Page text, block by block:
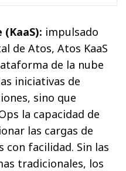
impulsado
de Atos, Atos KaaS
de la nube
iniciativas de
sino que
la capacidad de
las cargas de
con facilidad. Sin las
tradicionales, los